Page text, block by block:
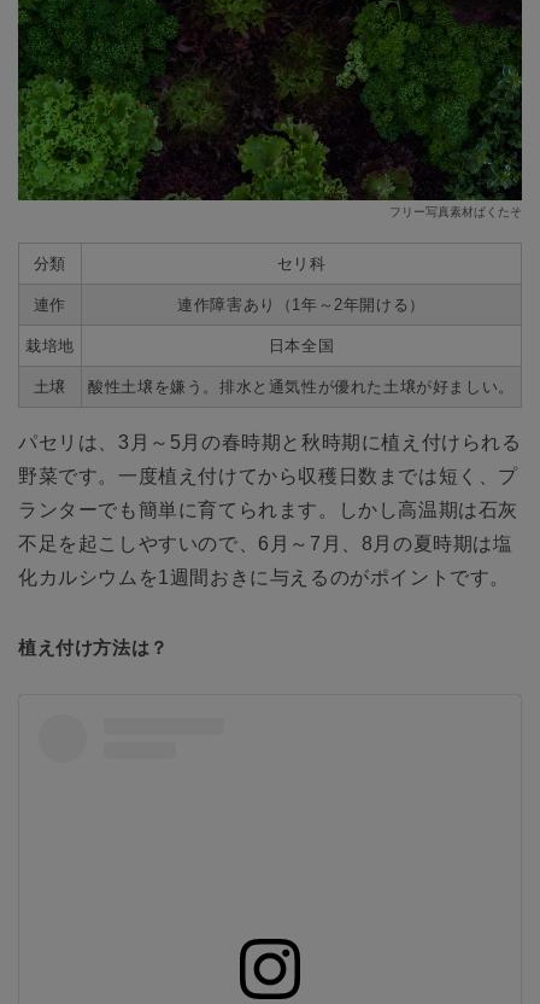
フリー写真素材ぱくたそ
分類 セリ科
連作 連作障害あり（1年～2年開ける）
栽培地 日本全国
土壌 酸性土壌を嫌う。排水と通気性が優れた土壌が好ましい。
パセリは、3月～5月の春時期と秋時期に植え付けられる
野菜です。一度植え付けてから収穫日数までは短く、プ
ランターでも簡単に育てられます。しかし高温期は石灰
不足を起こしやすいので、6月～7月、8月の夏時期は塩
化カルシウムを1週間おきに与えるのがポイントです。
植え付け方法は？